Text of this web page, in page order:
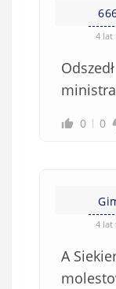
4 lat
0 0
4 lat
A